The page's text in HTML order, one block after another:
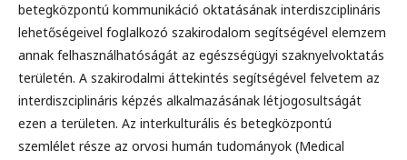
betegközpontú kommunikáció oktatásának interdiszciplináris
lehetőségeivel foglalkozó szakirodalom segítségével elemzem
annak felhasználhatóságát az egészségügyi szaknyelvoktatás
területén. A szakirodalmi áttekintés segítségével felvetem az
interdiszciplináris képzés alkalmazásának létjogosultságát
ezen a területen. Az interkulturális és betegközpontú
szemlélet része az orvosi humán tudományok (Medical